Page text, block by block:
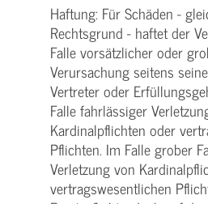
Haftung: Für Schäden -
Rechtsgrund - haftet der
Falle vorsätzlicher oder
Verursachung seitens
Vertreter oder
Falle fahrlässiger
Kardinalpflichten oder
Pflichten. Im Falle grober
Verletzung von
vertrags­wesentlichen